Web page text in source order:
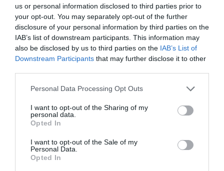
us or personal information disclosed to third parties prior to
your opt-out. You may separately opt-out of the further
disclosure of your personal information by third parties on the
IAB’s list of downstream participants. This information may
also be disclosed by us to third parties on the IAB’s List of
Downstream Participants that may further disclose it to other
Please note that this website/app uses one or more Google
not limited to your visit or usage behaviour. You may click to
grant or deny consent to Google and its third-party tags to
use your data for below specified purposes in below Google
consent section.
Personal Data Processing Opt Outs
I want to opt-out of the Sharing of my
personal data.
Opted In
I want to opt-out of the Sale of my
Personal Data.
Opted In
Döntött az EU! Tiltólistára kerülhetnek ezek az